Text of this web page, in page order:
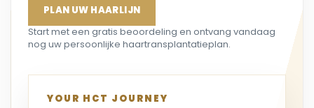
PLAN UW HAARLIJN
Start met een gratis beoordeling en ontvang vandaag
nog uw persoonlijke haartransplantatieplan.
YOUR HCT JOURNEY